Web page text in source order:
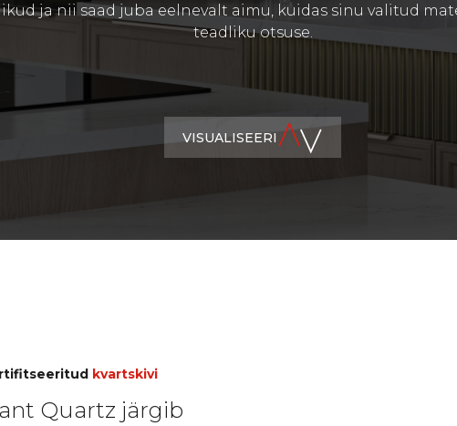
ja nii saad juba eelnevalt aimu, kuidas sinu valitud
teadliku otsuse.
VISUALISEERI
kvartskivi
Quartz järgib